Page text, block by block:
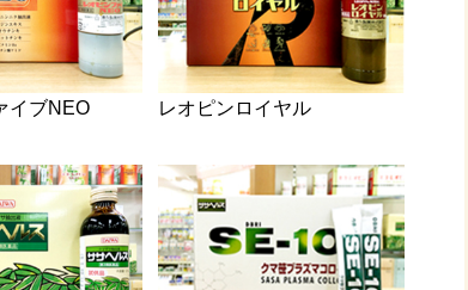
イブNEO レオピンロイヤル